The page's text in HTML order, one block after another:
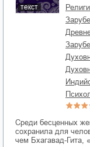
текст
Среди бесценных
сохранила для
чем Бхагавад-Гита,